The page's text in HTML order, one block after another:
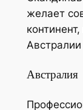
желает
Австралия